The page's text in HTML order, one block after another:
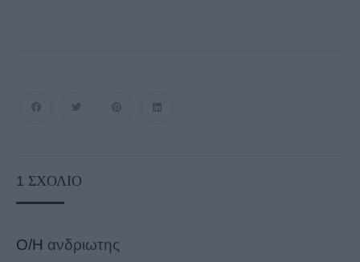
1 ΣΧΌΛΙΟ
Ο/Η ανδριωτης